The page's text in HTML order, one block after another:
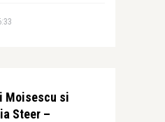
Moisescu si
Steer –